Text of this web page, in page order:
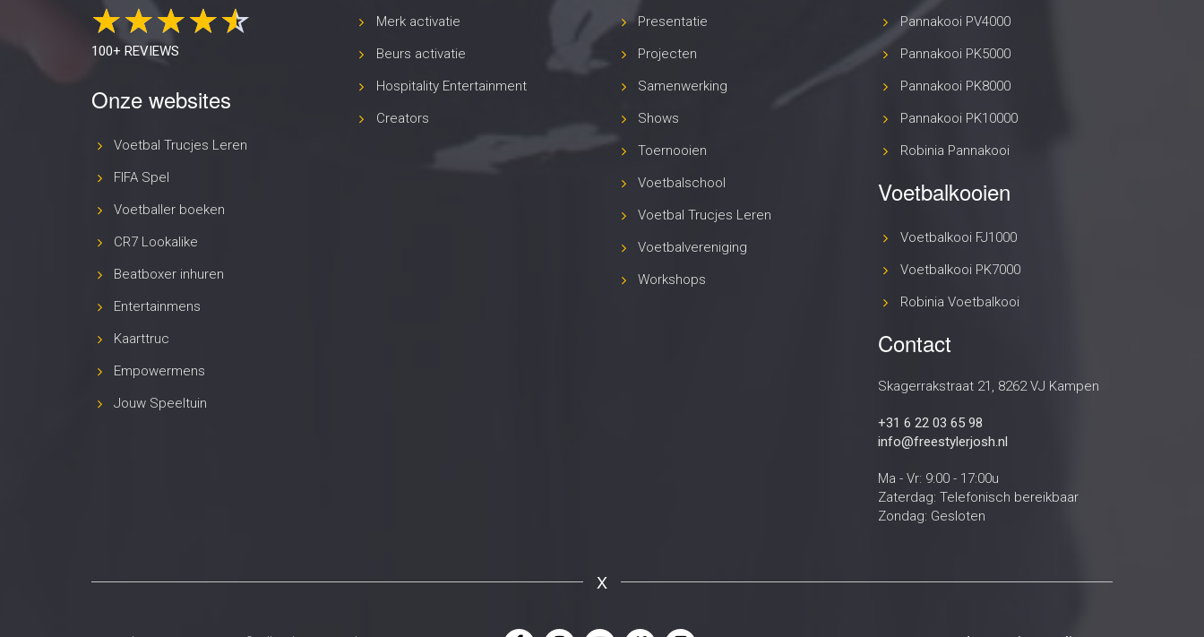
100+ REVIEWS
Onze websites
Voetbal Trucjes Leren
FIFA Spel
Voetballer boeken
CR7 Lookalike
Beatboxer inhuren
Entertainmens
Kaarttruc
Empowermens
Jouw Speeltuin
Merk activatie
Beurs activatie
Hospitality Entertainment
Creators
Presentatie
Projecten
Samenwerking
Shows
Toernooien
Voetbalschool
Voetbal Trucjes Leren
Voetbalvereniging
Workshops
Pannakooi PV4000
Pannakooi PK5000
Pannakooi PK8000
Pannakooi PK10000
Robinia Pannakooi
Voetbalkooien
Voetbalkooi FJ1000
Voetbalkooi PK7000
Robinia Voetbalkooi
Contact
Skagerrakstraat 21, 8262 VJ Kampen
+31 6 22 03 65 98
info@freestylerjosh.nl
Ma - Vr: 9:00 - 17:00u
Zaterdag: Telefonisch bereikbaar
Zondag: Gesloten
X